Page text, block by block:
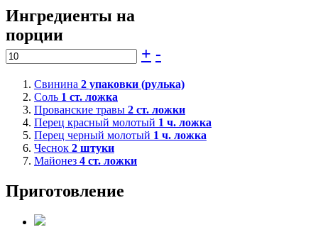
Ингредиенты на
порции
+ -
Свинина 2 упаковки (рулька)
Соль 1 ст. ложка
Прованские травы 2 ст. ложки
Перец красный молотый 1 ч. ложка
Перец черный молотый 1 ч. ложка
Чеснок 2 штуки
Майонез 4 ст. ложки
Приготовление